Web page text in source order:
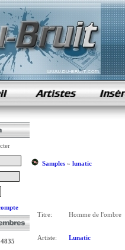
samples de rap
Samples» lunatic
Titre: Homme de l'ombre
Artiste: Lunatic